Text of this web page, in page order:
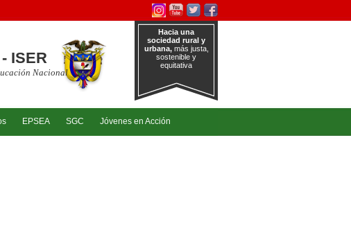
ISER
Nacional
Hacia una
sociedad rural y
urbana,más justa,
sostenible y
equitativa
EPSEA SGC Jóvenes en Acción